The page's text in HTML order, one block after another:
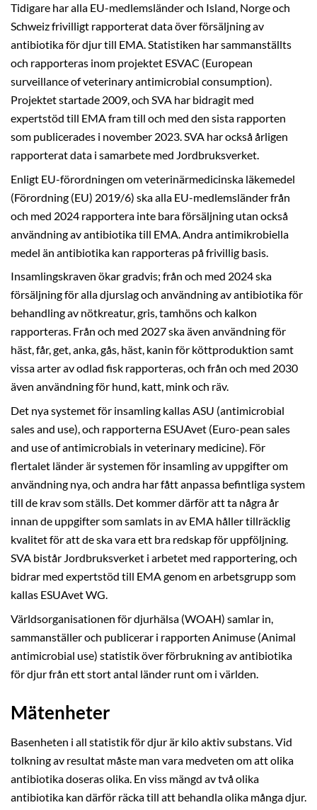
Tidigare har alla EU-medlemsländer och Island, Norge och
Schweiz frivilligt rapporterat data över försäljning av
antibiotika för djur till EMA. Statistiken har sammanställts
och rapporteras inom projektet ESVAC (European
surveillance of veterinary antimicrobial consumption).
Projektet startade 2009, och SVA har bidragit med
expertstöd till EMA fram till och med den sista rapporten
som publicerades i november 2023. SVA har också årligen
rapporterat data i samarbete med Jordbruksverket.
Enligt EU-förordningen om veterinärmedicinska läkemedel
(Förordning (EU) 2019/6) ska alla EU-medlemsländer från
och med 2024 rapportera inte bara försäljning utan också
användning av antibiotika till EMA. Andra antimikrobiella
medel än antibiotika kan rapporteras på frivillig basis.
Insamlingskraven ökar gradvis; från och med 2024 ska
försäljning för alla djurslag och användning av antibiotika för
behandling av nötkreatur, gris, tamhöns och kalkon
rapporteras. Från och med 2027 ska även användning för
häst, får, get, anka, gås, häst, kanin för köttproduktion samt
vissa arter av odlad fisk rapporteras, och från och med 2030
även användning för hund, katt, mink och räv.
Det nya systemet för insamling kallas ASU (antimicrobial
sales and use), och rapporterna ESUAvet (Euro-pean sales
and use of antimicrobials in veterinary medicine). För
flertalet länder är systemen för insamling av uppgifter om
användning nya, och andra har fått anpassa befintliga system
till de krav som ställs. Det kommer därför att ta några år
innan de uppgifter som samlats in av EMA håller tillräcklig
kvalitet för att de ska vara ett bra redskap för uppföljning.
SVA bistår Jordbruksverket i arbetet med rapportering, och
bidrar med expertstöd till EMA genom en arbetsgrupp som
kallas ESUAvet WG.
Världsorganisationen för djurhälsa (WOAH) samlar in,
sammanställer och publicerar i rapporten Animuse (Animal
antimicrobial use) statistik över förbrukning av antibiotika
för djur från ett stort antal länder runt om i världen.
Mätenheter
Basenheten i all statistik för djur är kilo aktiv substans. Vid
tolkning av resultat måste man vara medveten om att olika
antibiotika doseras olika. En viss mängd av två olika
antibiotika kan därför räcka till att behandla olika många djur.